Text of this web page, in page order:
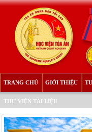
TRANG CHỦ GIỚI THIỆU
THƯ VIỆN TÀI LIỆU